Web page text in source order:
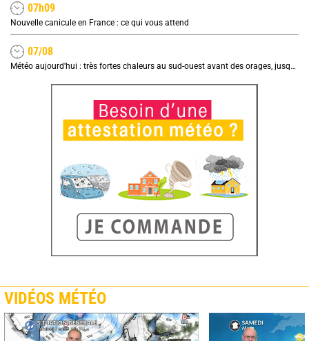
07h09
Nouvelle canicule en France : ce qui vous attend
07/08
Météo aujourd'hui : très fortes chaleurs au sud-ouest avant des orages, jusqu'à 39°C
VIDÉOS MÉTÉO